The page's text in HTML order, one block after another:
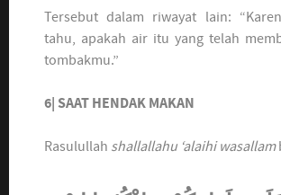
Tersebut dalam riwayat lain:
tahu, apakah air itu yang telah
tombakmu.”
6| SAAT HENDAK MAKAN
Rasulullah shallallahu ‘alaihi wasallam